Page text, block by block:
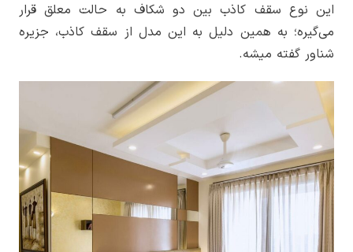
این نوع سقف کاذب بین دو شکاف به حالت معلق قرار
می‌گیره؛ به همین دلیل به این مدل از سقف کاذب، جزیره
شناور گفته میشه.